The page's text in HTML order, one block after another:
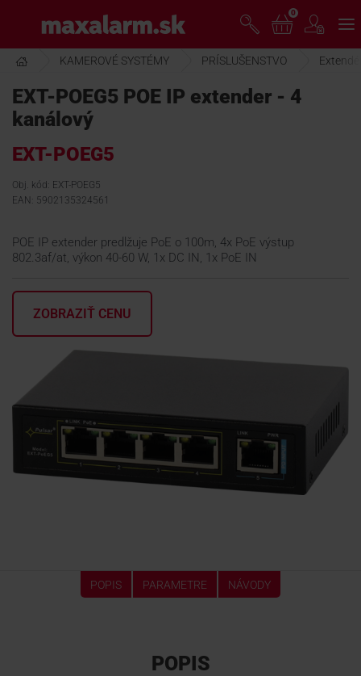
hlavnému
obsahu
www.maxalarm.sk
AKCIA MESIACA
PRODUKTY
SPOLOČNOSŤ
ŠKOLENIE
PODPORA
KONTAKTY
0
KAMEROVÉ SYSTÉMY PRÍSLUŠENSTVO
EXT-POEG5 POE IP extender - 4
kanálový
EXT-POEG5
Obj. kód: EXT-POEG5
EAN: 5902135324561
POE IP extender predlžuje PoE o 100m, 4x PoE výstup
802.3af/at, výkon 40-60 W, 1x DC IN, 1x PoE IN
ZOBRAZIŤ CENU
POPIS PARAMETRE NÁVODY
POPIS